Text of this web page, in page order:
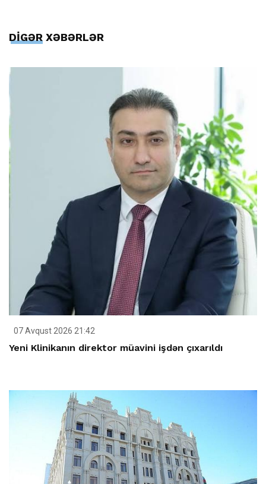
DİGƏR XƏBƏRLƏR
07 Avqust 2026 21:42
Yeni Klinikanın direktor müavini işdən çıxarıldı